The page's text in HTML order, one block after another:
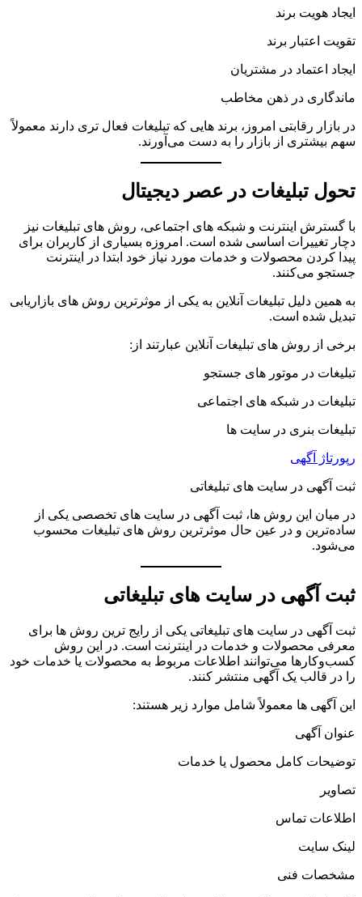
ایجاد هویت برند
تقویت اعتبار برند
ایجاد اعتماد در مشتریان
ماندگاری در ذهن مخاطب
در بازار رقابتی امروز، برند هایی که تبلیغات فعال تری دارند معمولاً
سهم بیشتری از بازار را به دست می‌آورند.
تحول تبلیغات در عصر دیجیتال
با گسترش اینترنت و شبکه های اجتماعی، روش های تبلیغات نیز
دچار تغییرات اساسی شده است. امروزه بسیاری از کاربران برای
پیدا کردن محصولات و خدمات مورد نیاز خود ابتدا در اینترنت
جستجو می‌کنند.
به همین دلیل تبلیغات آنلاین به یکی از موثرترین روش های بازاریابی
تبدیل شده است.
برخی از روش های تبلیغات آنلاین عبارتند از:
تبلیغات در موتور های جستجو
تبلیغات در شبکه های اجتماعی
تبلیغات بنری در سایت ها
رپورتاژ آگهی
ثبت آگهی در سایت های تبلیغاتی
در میان این روش ها، ثبت آگهی در سایت های تخصصی یکی از
ساده‌ترین و در عین حال موثرترین روش های تبلیغات محسوب
می‌شود.
ثبت آگهی در سایت های تبلیغاتی
ثبت آگهی در سایت های تبلیغاتی یکی از رایج ترین روش ها برای
معرفی محصولات و خدمات در اینترنت است. در این روش
کسب‌وکارها می‌توانند اطلاعات مربوط به محصولات یا خدمات خود
را در قالب یک آگهی منتشر کنند.
این آگهی ها معمولاً شامل موارد زیر هستند:
عنوان آگهی
توضیحات کامل محصول یا خدمات
تصاویر
اطلاعات تماس
لینک سایت
مشخصات فنی